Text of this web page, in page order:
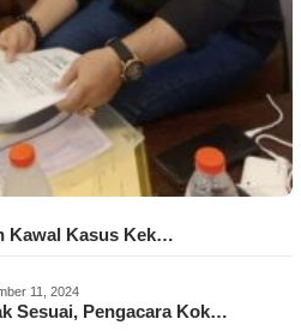
Kawal Kasus Kek…
11, 2024
Sesuai, Pengacara Kok…